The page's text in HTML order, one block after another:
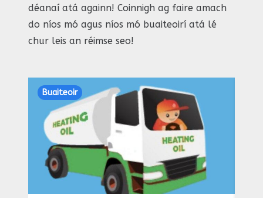
déanaí atá againn! Coinnigh ag faire amach
do níos mó agus níos mó buaiteoirí atá lé
chur leis an réimse seo!
Buaiteoir